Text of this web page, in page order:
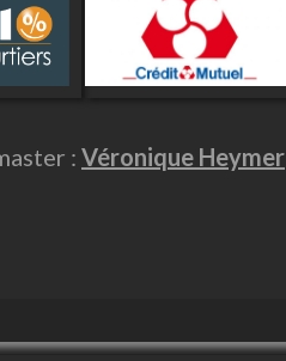
: Véronique Heymer